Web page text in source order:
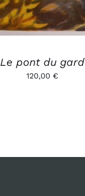
Le pont du gard
120,00 €